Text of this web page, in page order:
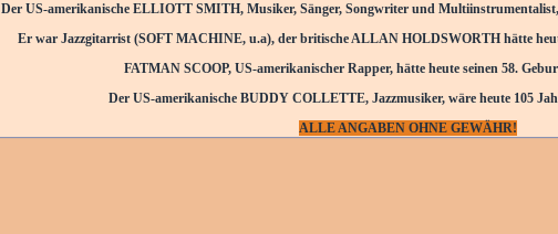
Der US-amerikanische ELLIOTT SMITH, Musiker, Sänger, Songwriter und Multiinstrumentalist,
Er war Jazzgitarrist (SOFT MACHINE, u.a)​​​​​​​, der britische ALLAN HOLDSWORTH hätte
FATMAN SCOOP, US-amerikanischer Rapper, hätte heute seinen 58.
Der US-amerikanische BUDDY COLLETTE, Jazzmusiker, wäre heute 105
ALLE ANGABEN OHNE GEWÄHR!